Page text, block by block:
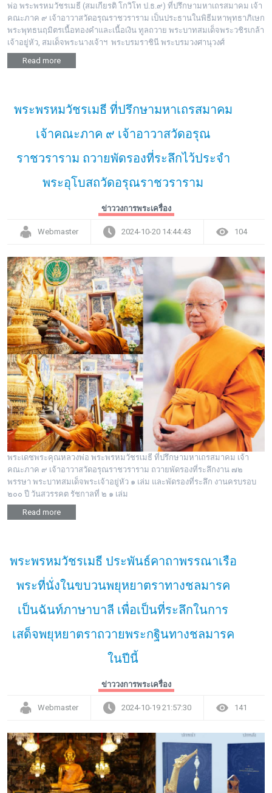
พ่อ พระพรหมวัชรเมธี (สมเกียรติ โกวิโท ป.ธ.๙) ที่ปรึกษามหาเถรสมาคม เจ้า
คณะภาค ๙ เจ้าอาวาสวัดอรุณราชวราราม เป็นประธานในพิธีมหาพุทธาภิเษก
พระพุทธนฤมิตรเนื้อทองคำและเนื้อเงิน ทูลถวาย พระบาทสมเด็จพระวชิรเกล้า
เจ้าอยู่หัว, สมเด็จพระนางเจ้าฯ พระบรมราชินี พระบรมวงศานุวงศ์
Read more
พระพรหมวัชรเมธี ที่ปรึกษามหาเถรสมาคม
เจ้าคณะภาค ๙ เจ้าอาวาสวัดอรุณ
ราชวราราม ถวายพัดรองที่ระลึกไว้ประจำ
พระอุโบสถวัดอรุณราชวราราม
ข่าววงการพระเครื่อง
Webmaster 2024-10-20 14:44:43 104
พระเดชพระคุณหลวงพ่อ พระพรหมวัชรเมธี ที่ปรึกษามหาเถรสมาคม เจ้า
คณะภาค ๙ เจ้าอาวาสวัดอรุณราชวราราม ถวายพัดรองที่ระลึกงาน ๗๒
พรรษา พระบาทสมเด็จพระเจ้าอยู่หัว ๑ เล่ม และพัดรองที่ระลึก งานครบรอบ
๒๐๐ ปี วันสวรรคต รัชกาลที่ ๒ ๑ เล่ม
Read more
พระพรหมวัชรเมธี ประพันธ์คาถาพรรณาเรือ
พระที่นั่งในขบวนพยุหยาตราทางชลมารค
เป็นฉันท์ภาษาบาลี เพื่อเป็นที่ระลึกในการ
เสด็จพยุหยาตราถวายพระกฐินทางชลมารค
ในปีนี้
ข่าววงการพระเครื่อง
Webmaster 2024-10-19 21:57:30 141